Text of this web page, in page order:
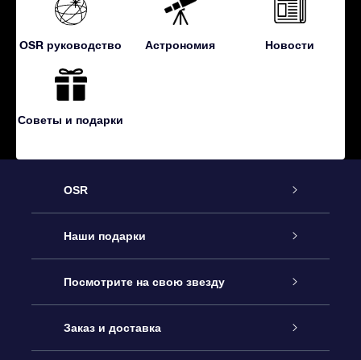
OSR руководство Астрономия Новости
Советы и подарки
OSR
Обслуживание
Как с нами связаться
Блог
Наши подарки
Онлайн подарок Online Star Gift
Подарочный набор OSR
Посмотрите на свою звезду
Звездный реестр
Заказ и доставка